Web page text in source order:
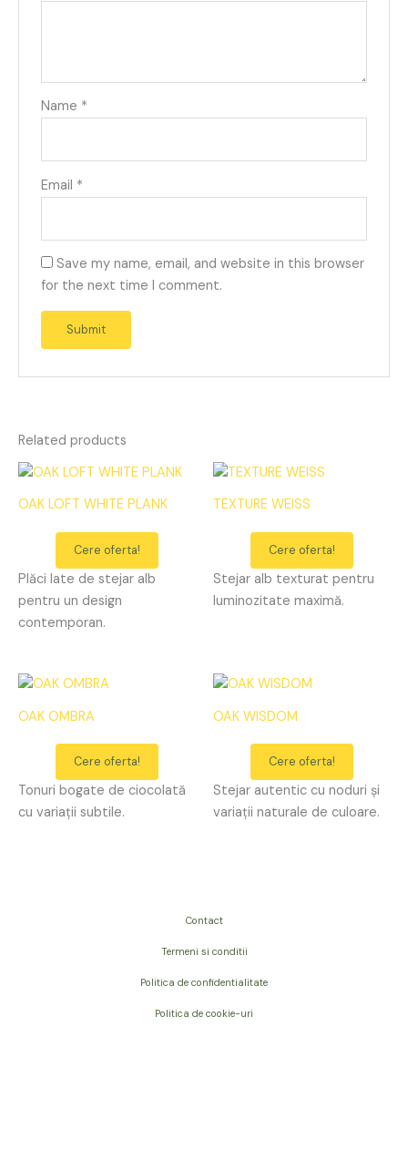
Name *
Email *
Save my name, email, and website in this browser
for the next time I comment.
Related products
OAK LOFT WHITE PLANK
Cere oferta!
Plăci late de stejar alb
pentru un design
contemporan.
TEXTURE WEISS
Cere oferta!
Stejar alb texturat pentru
luminozitate maximă.
OAK OMBRA
Cere oferta!
Tonuri bogate de ciocolată
cu variații subtile.
OAK WISDOM
Cere oferta!
Stejar autentic cu noduri și
variații naturale de culoare.
Contact
Termeni si conditii
Politica de confidentialitate
Politica de cookie-uri